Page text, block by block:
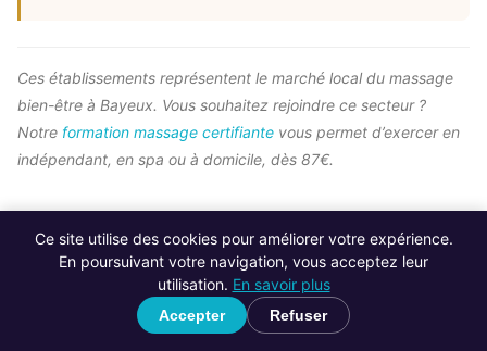
Ces établissements représentent le marché local du massage
bien-être à Bayeux. Vous souhaitez rejoindre ce secteur ?
Notre formation massage certifiante vous permet d’exercer en
indépendant, en spa ou à domicile, dès 87€.
Ce site utilise des cookies pour améliorer votre expérience.
En poursuivant votre navigation, vous acceptez leur
utilisation. En savoir plus
Accepter Refuser